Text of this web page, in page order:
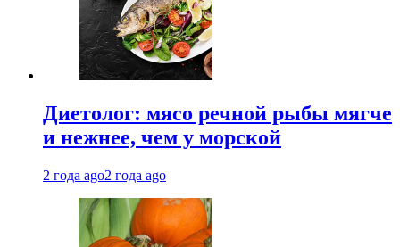
Диетолог: мясо речной рыбы мягче
и нежнее, чем у морской
2 года ago2 года ago